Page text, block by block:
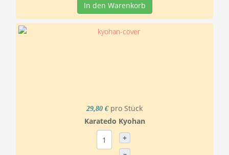
In den Warenkorb
29,80 € pro Stück
Karatedo Kyohan
+